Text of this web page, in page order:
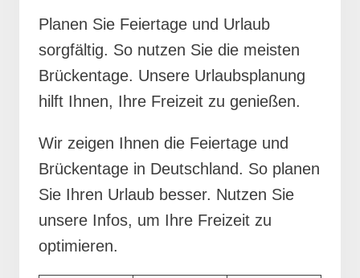
Planen Sie Feiertage und Urlaub
sorgfältig. So nutzen Sie die meisten
Brückentage. Unsere Urlaubsplanung
hilft Ihnen, Ihre Freizeit zu genießen.
Wir zeigen Ihnen die Feiertage und
Brückentage in Deutschland. So planen
Sie Ihren Urlaub besser. Nutzen Sie
unsere Infos, um Ihre Freizeit zu
optimieren.